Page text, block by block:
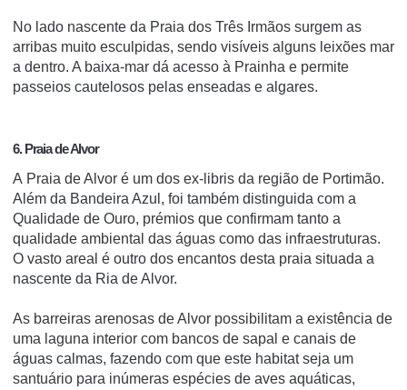
No lado nascente da Praia dos Três Irmãos surgem as
arribas muito esculpidas, sendo visíveis alguns leixões mar
a dentro. A baixa-mar dá acesso à Prainha e permite
passeios cautelosos pelas enseadas e algares.
6. Praia de Alvor
A Praia de Alvor é um dos ex-libris da região de Portimão.
Além da Bandeira Azul, foi também distinguida com a
Qualidade de Ouro, prémios que confirmam tanto a
qualidade ambiental das águas como das infraestruturas.
O vasto areal é outro dos encantos desta praia situada a
nascente da Ria de Alvor.
As barreiras arenosas de Alvor possibilitam a existência de
uma laguna interior com bancos de sapal e canais de
águas calmas, fazendo com que este habitat seja um
santuário para inúmeras espécies de aves aquáticas,